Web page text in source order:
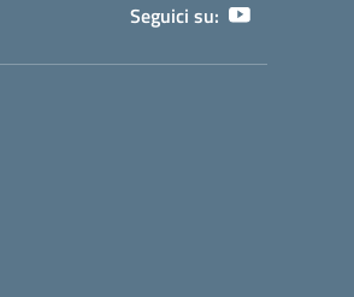
Seguici su: